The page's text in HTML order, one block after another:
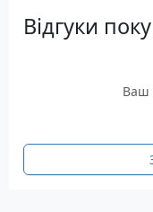
Відгуки
Ваш